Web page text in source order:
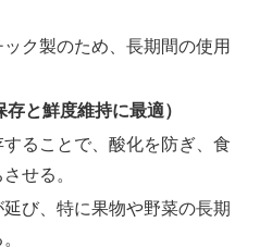
ク製のため、長期間の使用
と鮮度維持に最適）
ることで、酸化を防ぎ、食
せる。
び、特に果物や野菜の長期